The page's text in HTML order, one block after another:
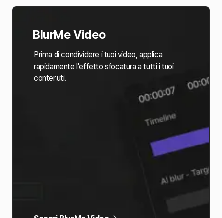
BlurMe Video
Prima di condividere i tuoi video, applica
rapidamente l'effetto sfocatura a tutti i tuoi
contenuti.